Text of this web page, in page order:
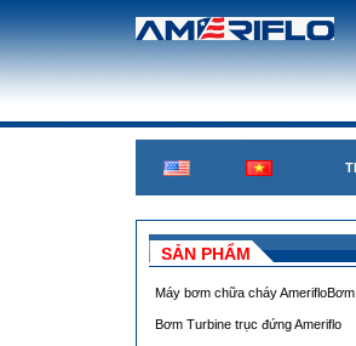
SẢN PHẨM
Máy bơm chữa cháy Ameriflo
Bơm Turbine trục đứng Ameriflo